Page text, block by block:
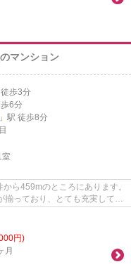
マンション
徒歩3分
歩6分
」駅 徒歩8分
室
ら459mのところにあります。
っており、とても充実してい
円)
月